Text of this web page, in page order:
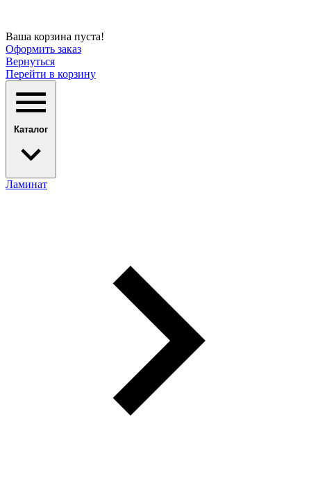
Ваша корзина пуста!
Оформить заказ
Вернуться
Перейти в корзину
Каталог
Ламинат